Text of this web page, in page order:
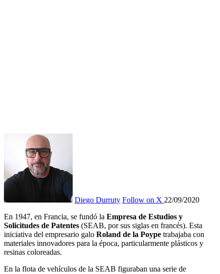
Diego Durruty Follow on X 22/09/2020
En 1947, en Francia, se fundó la Empresa de Estudios y
Solicitudes de Patentes (SEAB, por sus siglas en francés). Esta
iniciativa del empresario galo Roland de la Poype trabajaba con
materiales innovadores para la época, particularmente plásticos y
resinas coloreadas.
En la flota de vehículos de la SEAB figuraban una serie de